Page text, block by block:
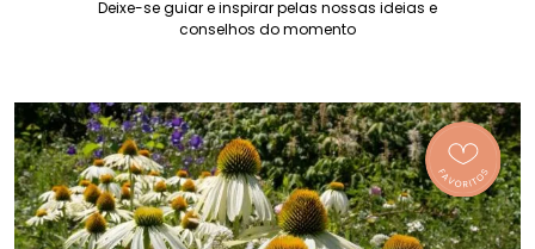
Deixe-se guiar e inspirar pelas nossas ideias e
conselhos do momento